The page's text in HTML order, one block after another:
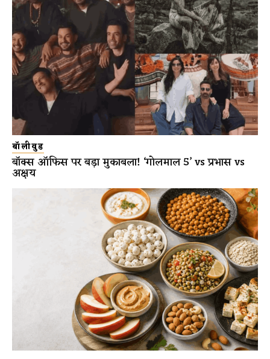
बॉलीवुड
बॉक्स ऑफिस पर बड़ा मुकाबला! ‘गोलमाल 5’ vs प्रभास vs
अक्षय